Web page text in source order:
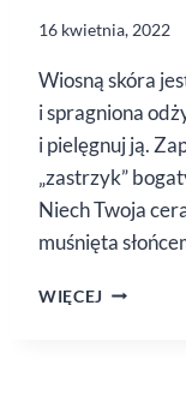
16 kwietnia, 2022
Wiosną skóra
i spragniona
i pielęgnuj ją.
„zastrzyk”
Niech Twoja
muśnięta
WIĘCEJ